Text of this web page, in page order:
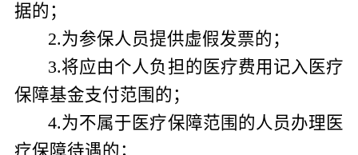
据的；
2.为参保人员提供虚假发票的；
3.将应由个人负担的医疗费用记入医疗
保障基金支付范围的；
4.为不属于医疗保障范围的人员办理医
疗保障待遇的；